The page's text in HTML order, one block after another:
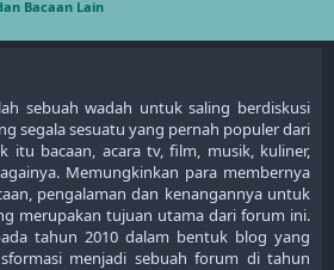
Bacaan Lain
sebuah wadah untuk saling berdiskusi
segala sesuatu yang pernah populer dari
itu bacaan, acara tv, film, musik, kuliner,
Memungkinkan para membernya
pengalaman dan kenangannya untuk
merupakan tujuan utama dari forum ini.
tahun 2010 dalam bentuk blog yang
menjadi sebuah forum di tahun